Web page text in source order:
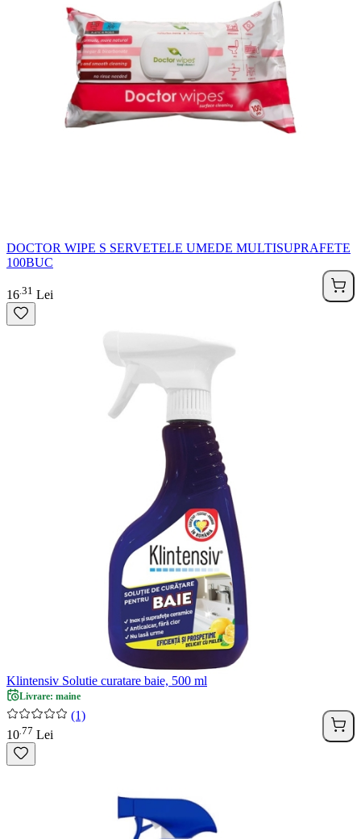
DOCTOR WIPE S SERVETELE UMEDE MULTISUPRAFETE
100BUC
16 31 Lei
Klintensiv Solutie curatare baie, 500 ml
Livrare: maine
(1)
10 77 Lei